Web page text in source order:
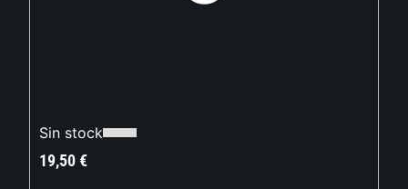
Sin stock
19,50€